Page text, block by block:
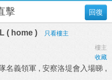
回復
擊
( home )
只看樓主
樓主
收藏
名義領軍 , 安察洛堤會入場睇 ,